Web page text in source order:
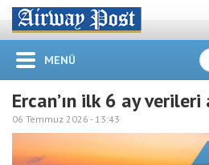
MENÜ
Ercan’ın ilk 6 ay verileri
06 Temmuz 2026 - 13:43